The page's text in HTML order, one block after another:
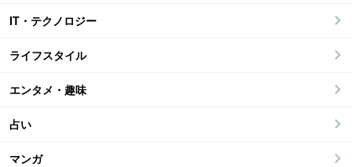
IT・テクノロジー
ライフスタイル
エンタメ・趣味
占い
マンガ